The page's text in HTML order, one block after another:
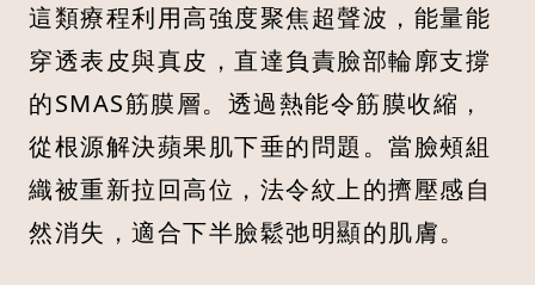
這類療程利用高強度聚焦超聲波，能量能
穿透表皮與真皮，直達負責臉部輪廓支撐
的SMAS筋膜層。透過熱能令筋膜收縮，
從根源解決蘋果肌下垂的問題。當臉頰組
織被重新拉回高位，法令紋上的擠壓感自
然消失，適合下半臉鬆弛明顯的肌膚。